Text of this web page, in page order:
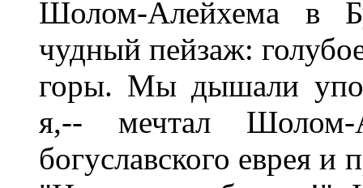
Шолом-Алейхема в
чудный пейзаж:
горы. Мы дышали
я,-- мечтал Шолом-
богуславского еврея и